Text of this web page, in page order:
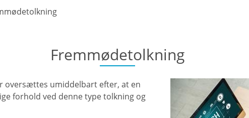
Fremmødetolkning
oversættes umiddelbart efter, at en
forhold ved denne type tolkning og